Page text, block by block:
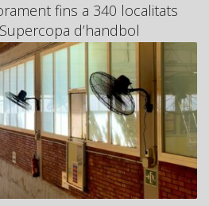
fins a 340 localitats
d’handbol